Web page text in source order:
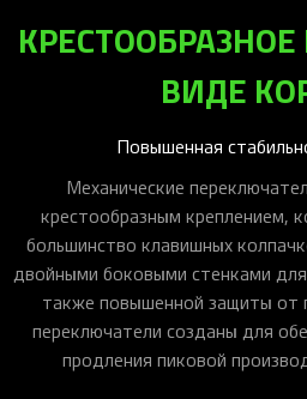
ВИДЕ
Повышенная
Механические
крестообразным креплением,
большинство клавишных
двойными боковыми стенками
также повышенной защиты от
переключатели созданы для
продления пиковой